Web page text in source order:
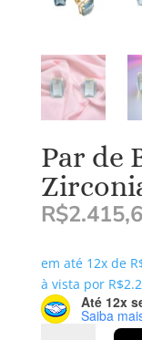
Par de
R$
em até 12x de
à vista por R$
Até 12x
Saiba